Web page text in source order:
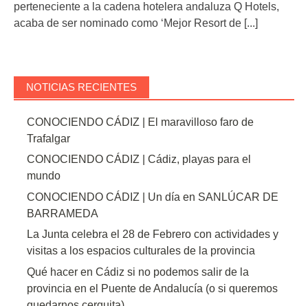
perteneciente a la cadena hotelera andaluza Q Hotels,
acaba de ser nominado como ‘Mejor Resort de [...]
NOTICIAS RECIENTES
CONOCIENDO CÁDIZ | El maravilloso faro de
Trafalgar
CONOCIENDO CÁDIZ | Cádiz, playas para el
mundo
CONOCIENDO CÁDIZ | Un día en SANLÚCAR DE
BARRAMEDA
La Junta celebra el 28 de Febrero con actividades y
visitas a los espacios culturales de la provincia
Qué hacer en Cádiz si no podemos salir de la
provincia en el Puente de Andalucía (o si queremos